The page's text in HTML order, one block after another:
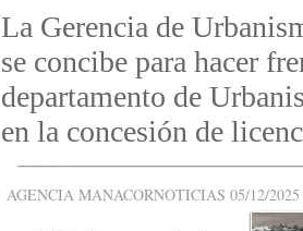
La Gerencia de
se concibe para hacer
departamento de
en la concesión de
AGENCIA MANACORNOTICIAS 05/12/